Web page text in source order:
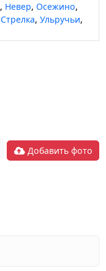
, Невер,Осежино,
Стрелка,Ульручьи,
Добавить фото